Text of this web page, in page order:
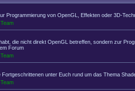
Programmierung von OpenGL, Effekten oder 3D-
die nicht direkt OpenGL betreffen, sondern zur
Forum
Fortgeschrittenen unter Euch rund um das Thema